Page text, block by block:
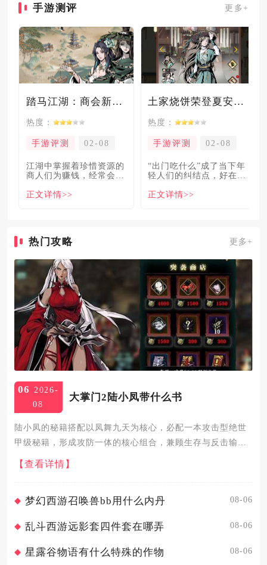
手游测评 更多+
踏马江湖：商会新玩法坑惨奸商，拼多多砍一砍洗脑夏安！
热度：
手游评测 02-08
​江湖中掌握着珍惜资源的
商人们为赚钱，经常会让
倍，
正文详情>>
土家烧饼荣登夏安必吃榜？烧饼西施摇身成流量网红！
热度：
手游评测 02-08
“出门吃什么”成了当下年
轻人们的纠结点，好在美
解
正文详情>>
热门攻略 更多+
06
2026-
08
大掌门2陆小凤带什么书
陆小凤的秘籍搭配以凤舞九天为核心，必配一本攻击型绝世
甲级秘籍，形成攻防一体的核心组合，兼顾生存与反击输
出，是性价比与强度兼顾的最优解。凤舞九天作为陆小凤的
招牌合璧秘籍，与花满楼同时上阵可大幅提升全队招架率，
【查看详情】
梦幻西游召唤兽bb用什么内丹 08-06
乱斗西游远影套四件套在哪弄 08-06
星露谷物语有什么特殊的作物 08-06